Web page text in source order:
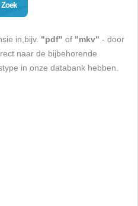
Zoek
in,bijv. "pdf" of "mkv" - door
naar de bijbehorende
in onze databank hebben.